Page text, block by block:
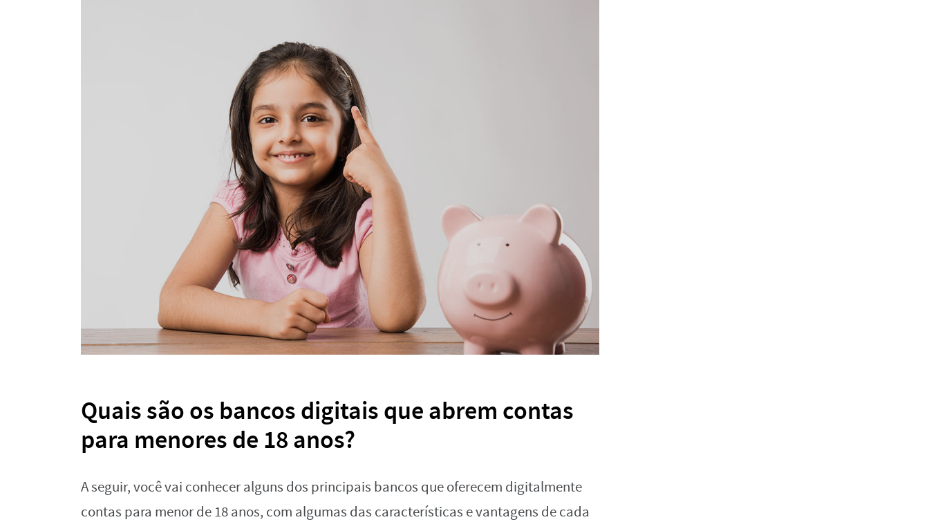
Quais são os bancos digitais que abrem contas
para menores de 18 anos?
A seguir, você vai conhecer alguns dos principais bancos que oferecem digitalmente
contas para menor de 18 anos, com algumas das características e vantagens de cada